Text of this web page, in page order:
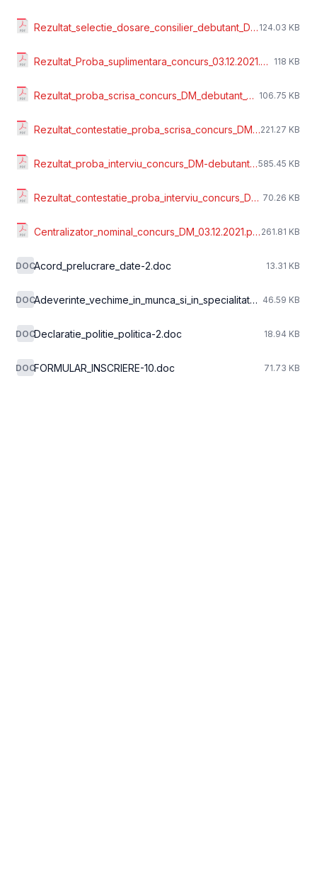
Rezultat_selectie_dosare_consilier_debutant_Dir._Monitorizare.pdf 124.03 KB
Rezultat_Proba_suplimentara_concurs_03.12.2021.pdf 118 KB
Rezultat_proba_scrisa_concurs_DM_debutant_03.12.2021.pdf 106.75 KB
Rezultat_contestatie_proba_scrisa_concurs_DM_03.12.2021.pdf221.27 KB
Rezultat_proba_interviu_concurs_DM-debutant-03.12.2021-proba_scrisa.pdf585.45 KB
Rezultat_contestatie_proba_interviu_concurs_DM_-_03.12.2021.pdf 70.26 KB
Centralizator_nominal_concurs_DM_03.12.2021.pdf 261.81 KB
DOCAcord_prelucrare_date-2.doc 13.31 KB
DOC Adeverinte_vechime_in_munca_si_in_specialitate-2.doc 46.59 KB
DOCDeclaratie_politie_politica-2.doc 18.94 KB
DOCFORMULAR_INSCRIERE-10.doc 71.73 KB